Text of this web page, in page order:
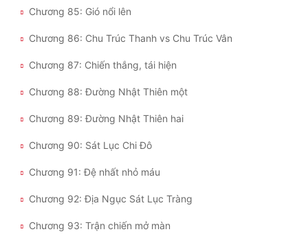
Chương 85: Gió nổi lên
Chương 86: Chu Trúc Thanh vs Chu Trúc Vân
Chương 87: Chiến thắng, tái hiện
Chương 88: Đường Nhật Thiên một
Chương 89: Đường Nhật Thiên hai
Chương 90: Sát Lục Chi Đô
Chương 91: Đệ nhất nhỏ máu
Chương 92: Địa Ngục Sát Lục Tràng
Chương 93: Trận chiến mở màn